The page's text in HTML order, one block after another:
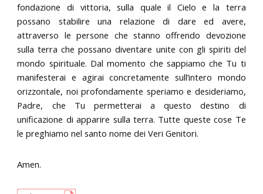
fondazione di vittoria, sulla quale il Cielo e la terra
possano stabilire una relazione di dare ed avere,
attraverso le persone che stanno offrendo devozione
sulla terra che possano diventare unite con gli spiriti del
mondo spirituale. Dal momento che sappiamo che Tu ti
manifesterai e agirai concretamente sull’intero mondo
orizzontale, noi profondamente speriamo e desideriamo,
Padre, che Tu permetterai a questo destino di
unificazione di apparire sulla terra. Tutte queste cose Te
le preghiamo nel santo nome dei Veri Genitori.
Amen.